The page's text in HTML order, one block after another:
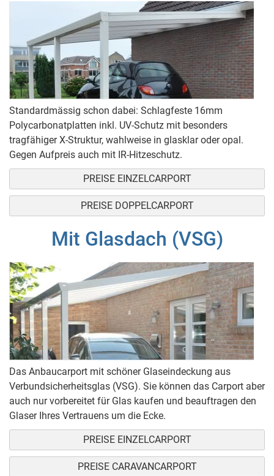
Standardmässig schon dabei: Schlagfeste 16mm
Polycarbonatplatten inkl. UV-Schutz mit besonders
tragfähiger X-Struktur, wahlweise in glasklar oder opal.
Gegen Aufpreis auch mit IR-Hitzeschutz.
PREISE EINZELCARPORT
PREISE DOPPELCARPORT
Mit Glasdach (VSG)
Das Anbaucarport mit schöner Glaseindeckung aus
Verbundsicherheitsglas (VSG). Sie können das Carport aber
auch nur vorbereitet für Glas kaufen und beauftragen den
Glaser Ihres Vertrauens um die Ecke.
PREISE EINZELCARPORT
PREISE CARAVANCARPORT